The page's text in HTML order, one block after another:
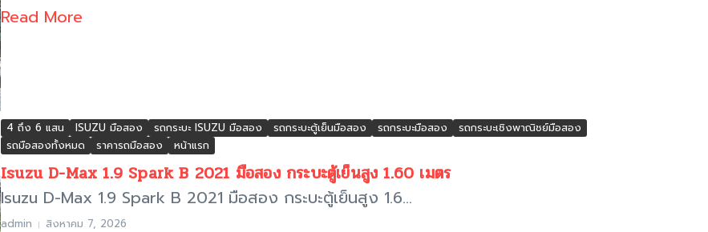
Read More
4 ถึง 6 แสน ISUZU มือสอง รถกระบะ ISUZU มือสอง รถกระบะตู้เย็นมือสอง รถกระบะมือสอง
รถกระบะเชิงพาณิชย์มือสอง
รถมือสองทั้งหมด
ราคารถมือสอง หน้าแรก
Isuzu D-Max 1.9 Spark B 2021 มือสอง กระบะตู้เย็นสูง 1.60 เมตร
Isuzu D-Max 1.9 Spark B 2021 มือสอง กระบะตู้เย็นสูง 1.6...
admin สิงหาคม 7, 2026